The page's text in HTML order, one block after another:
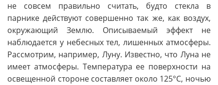
не совсем правильно считать, будто стекла в
парнике действуют совершенно так же, как воздух,
окружающий Землю. Описываемый эффект не
наблюдается у небесных тел, лишенных атмосферы.
Рассмотрим, например, Луну. Известно, что Луна не
имеет атмосферы. Температура ее поверхности на
освещенной стороне составляет около 125°С, ночью